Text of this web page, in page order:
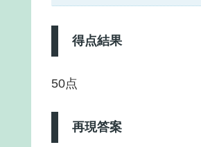
得点結果
50点
再現答案